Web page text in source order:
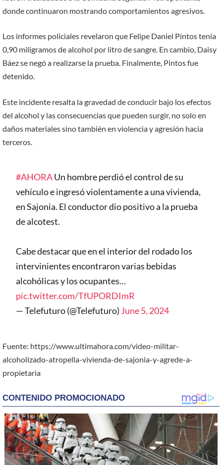
donde continuaron mostrando comportamientos agresivos.
Los informes policiales revelaron que Felipe Daniel Pintos tenía
0,90 miligramos de alcohol por litro de sangre. En cambio, Daisy
Báez se negó a realizarse la prueba. Finalmente, Pintos fue
detenido.
Este incidente resalta la gravedad de conducir bajo los efectos
del alcohol y las consecuencias que pueden surgir, no solo en
daños materiales sino también en violencia y agresión hacia
terceros.
#AHORAUn hombre perdió el control de su
vehículo e ingresó violentamente a una vivienda,
en Sajonia. El conductor dio positivo a la prueba
de alcotest.
Cabe destacar que en el interior del rodado los
intervinientes encontraron varias bebidas
alcohólicas y los ocupantes…
pic.twitter.com/TfUPORDImR
— Telefuturo (@Telefuturo)June 5, 2024
Fuente: https://www.ultimahora.com/video-militar-
alcoholizado-atropella-vivienda-de-sajonia-y-agrede-a-
propietaria